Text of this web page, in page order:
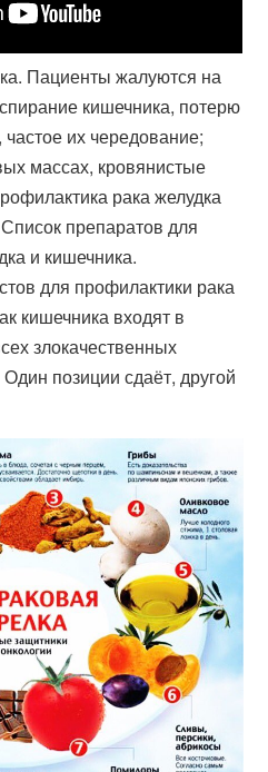
Пациенты жалуются на
кишечника, потерю
их чередование;
массах, кровянистые
рака желудка
препаратов для
и кишечника.
для профилактики рака
кишечника входят в
злокачественных
позиции сдаёт, другой